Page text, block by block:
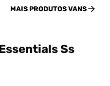
MAIS PRODUTOSVANS
Ss